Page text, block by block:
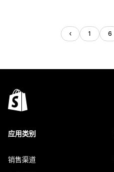
1 6
应用类别
销售渠道